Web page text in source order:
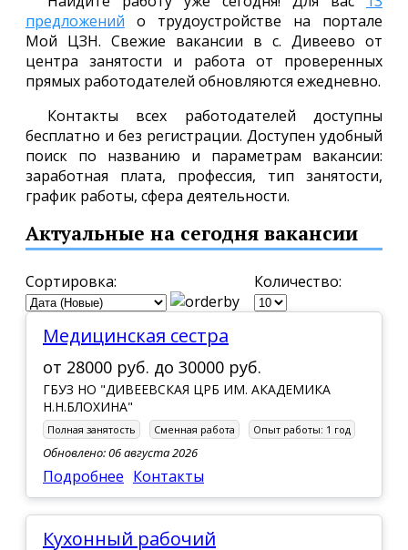
предложений о трудоустройстве на портале
Мой ЦЗН. Свежие вакансии в с. Дивеево от
центра занятости и работа от проверенных
прямых работодателей обновляются ежедневно.
Контакты всех работодателей доступны
бесплатно и без регистрации. Доступен удобный
поиск по названию и параметрам вакансии:
заработная плата, профессия, тип занятости,
график работы, сфера деятельности.
Актуальные на сегодня вакансии
Сортировка: Количество:
Медицинская сестра
от 28000 руб. до 30000 руб.
ГБУЗ НО "ДИВЕЕВСКАЯ ЦРБ ИМ. АКАДЕМИКА
Н.Н.БЛОХИНА"
Полная занятость Сменная работа Опыт работы: 1 год
Обновлено: 06 августа 2026
Подробнее Контакты
Кухонный рабочий